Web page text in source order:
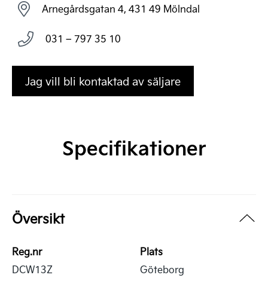
Arnegårdsgatan 4, 431 49 Mölndal
031 – 797 35 10
Jag vill bli kontaktad av säljare
Specifikationer
Översikt
Reg.nr
DCW13Z
Plats
Göteborg